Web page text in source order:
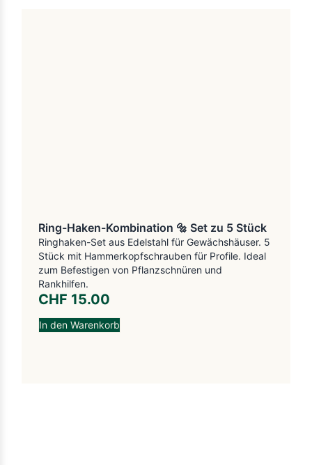
Ring-Haken-Kombination 🔩 Set zu 5 Stück
Ringhaken-Set aus Edelstahl für Gewächshäuser. 5
Stück mit Hammerkopfschrauben für Profile. Ideal
zum Befestigen von Pflanzschnüren und
Rankhilfen.
CHF 15.00
In den Warenkorb